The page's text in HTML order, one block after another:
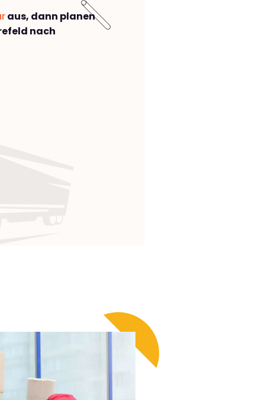
aus, dann planen
nach